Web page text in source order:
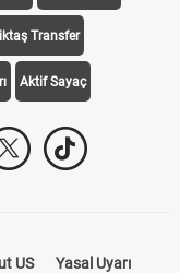
Transfer
Aktif Sayaç
US Yasal Uyarı